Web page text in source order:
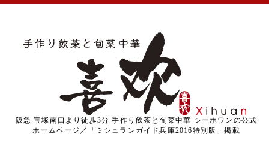
阪急 宝塚南口より徒歩3分 手作り飲茶と旬菜中華 シーホワンの公式
ホームページ／「ミシュランガイド兵庫2016特別版」掲載